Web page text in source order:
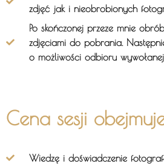
zdjęć jak i nieobrobionych
Po skończonej przeze mnie
zdjęciami do pobrania.
o możliwości odbioru wywołanej
Cena sesji
Wiedzę i doświadczenie